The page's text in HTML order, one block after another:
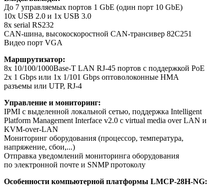
До 7 управляемых портов 1 GbE (один порт 10 GbE)
10x USB 2.0 и 1x USB 3.0
8x serial RS232
CAN-шина, высокоскоростной CAN-трансивер 82C251
Видео порт VGA
Маршрутизатор:
8x 10/100/1000Base-T LAN RJ-45 портов с поддержкой PoE
2x 1 Gbps или 1x 1/101 Gbps оптоволоконные HMA
разъемы или UTP, RJ-4
Управление и мониторинг:
IPMI с выделенной локальной сетью, поддержка Intelligent
Platform Management Interface v2.0 с virtual media over LAN и
KVM-over-LAN
Мониторинг оборудования (процессор, температура,
напряжение, сбои,...)
Отправка уведомлений мониторинга оборудования
по электронной почте и SNMP протоколу
Особенности компьютерной платформы LMCP-28H-NG: